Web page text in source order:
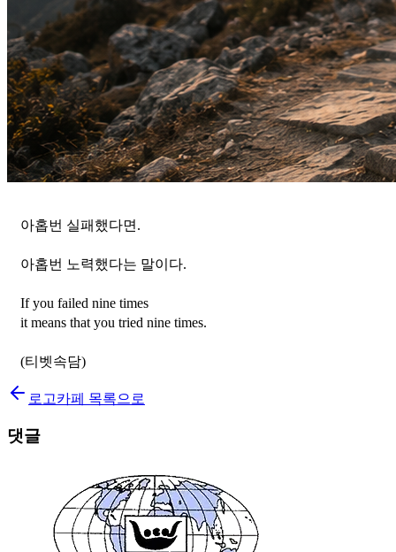
아홉번 실패했다면.
아홉번 노력했다는 말이다.
If you failed nine times
it means that you tried nine times.
(티벳속담)
로고카페 목록으로
댓글